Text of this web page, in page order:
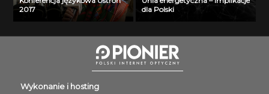
2017
dla Polski
Wykonanie i hosting